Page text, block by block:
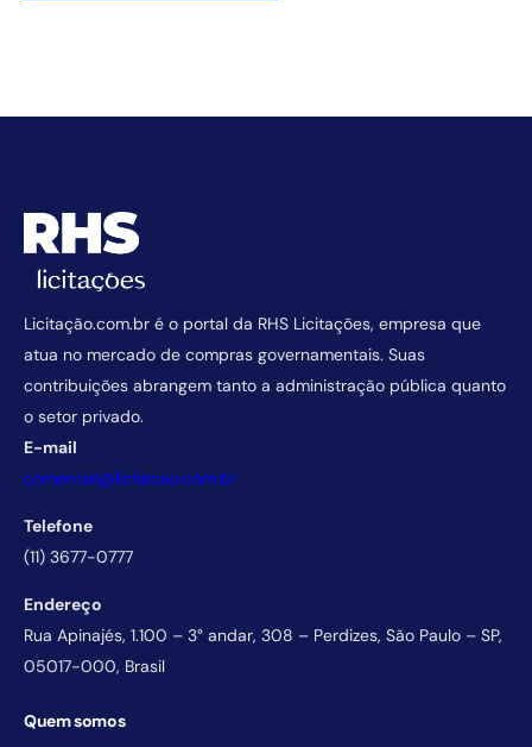
Licitação.com.br é o portal da RHS Licitações, empresa que
atua no mercado de compras governamentais. Suas
contribuições abrangem tanto a administração pública quanto
o setor privado.
E-mail
comercial@licitacao.com.br
Telefone
(11) 3677-0777
Endereço
Rua Apinajés, 1.100 – 3° andar, 308 – Perdizes, São Paulo – SP,
05017-000, Brasil
Quem somos